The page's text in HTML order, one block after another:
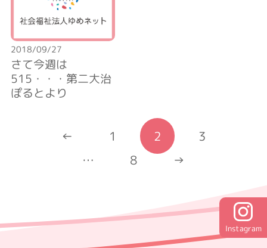
2018/09/27
さて今週は
515・・・第二大治
ぽるとより
← 1 2
3
…
8 →
Instagram